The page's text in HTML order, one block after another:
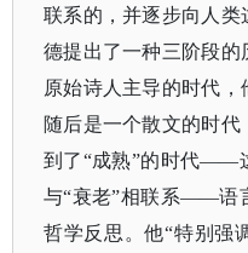
联系的，并逐步向人
德提出了一种三阶段的
原始诗人主导的时代，
随后是一个散文的时
到了“成熟”的时代——
与“衰老”相联系——语
哲学反思。他“特别强